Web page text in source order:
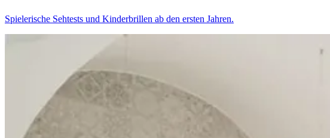
Spielerische Sehtests und Kinderbrillen ab den ersten Jahren.